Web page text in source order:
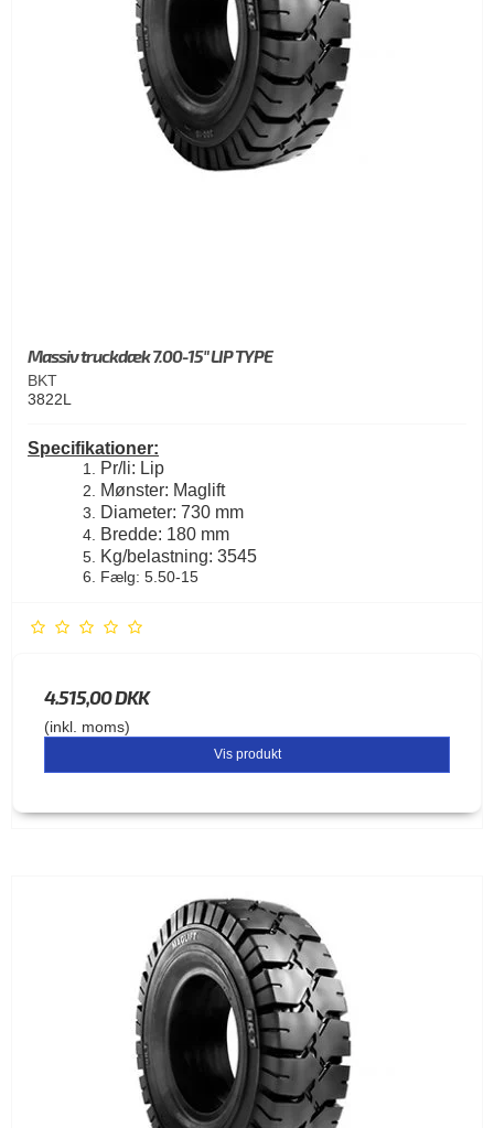
Massiv truckdæk 7.00-15" LIP TYPE
BKT
3822L
Specifikationer:
Pr/li: Lip
Mønster: Maglift
Diameter: 730 mm
Bredde: 180 mm
Kg/belastning: 3545
Fælg: 5.50-15
4.515,00 DKK
(inkl. moms)
Vis produkt